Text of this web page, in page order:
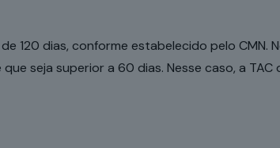
120 dias, conforme estabelecido pelo
seja superior a 60 dias. Nesse caso, a